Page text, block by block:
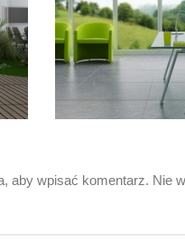
aby wpisać komentarz. Nie